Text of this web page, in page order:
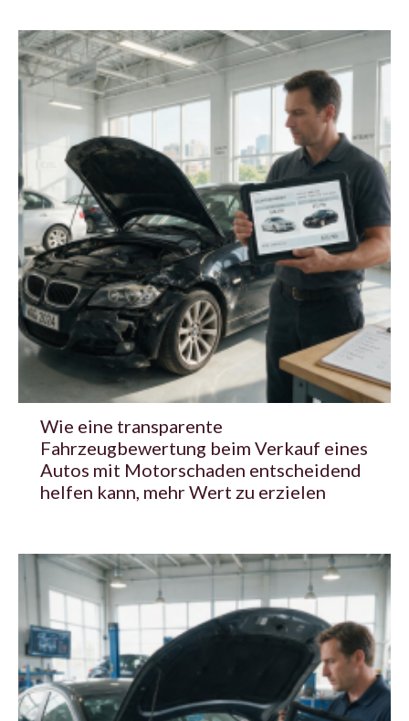
Wie eine transparente
Fahrzeugbewertung beim Verkauf eines
Autos mit Motorschaden entscheidend
helfen kann, mehr Wert zu erzielen